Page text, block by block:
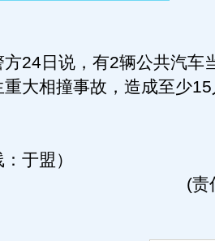
日说，有2辆公共汽车
大相撞事故，造成至少
于盟）
(责